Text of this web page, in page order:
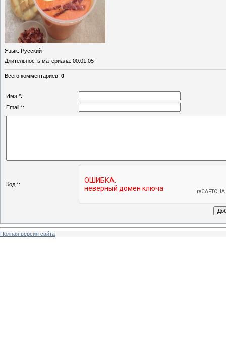
Язык: Русский
Длительность материала: 00:01:05
Всего комментариев: 0
Имя *:
Email *:
Код *:
Полная версия сайта